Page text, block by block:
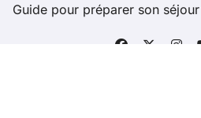
Guide pour préparer son